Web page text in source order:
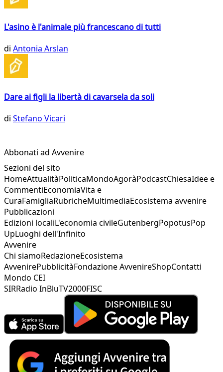
L'asino è l'animale più francescano di tutti
di Antonia Arslan
Dare ai figli la libertà di cavarsela da soli
di Stefano Vicari
Abbonati ad Avvenire
Sezioni del sito
HomeAttualitàPoliticaMondoAgoràPodcastChiesaIdee e
CommentiEconomiaVita e
CuraFamigliaRubricheMultimediaEcosistema avvenire
Pubblicazioni
Edizioni localiL'economia civileGutenbergPopotusPop
UpLuoghi dell'Infinito
Avvenire
Chi siamoRedazioneEcosistema
AvvenirePubblicitàFondazione AvvenireShopContatti
Mondo CEI
SIRRadio InBluTV2000FISC